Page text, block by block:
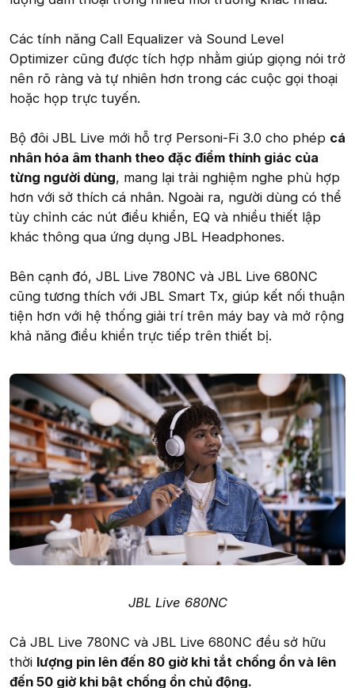
Các tính năng Call Equalizer và Sound Level
Optimizer cũng được tích hợp nhằm giúp giọng nói trở
nên rõ ràng và tự nhiên hơn trong các cuộc gọi thoại
hoặc họp trực tuyến.
Bộ đôi JBL Live mới hỗ trợ Personi-Fi 3.0 cho phép cá
nhân hóa âm thanh theo đặc điểm thính giác của
từng người dùng, mang lại trải nghiệm nghe phù hợp
hơn với sở thích cá nhân. Ngoài ra, người dùng có thể
tùy chỉnh các nút điều khiển, EQ và nhiều thiết lập
khác thông qua ứng dụng JBL Headphones.
Bên cạnh đó, JBL Live 780NC và JBL Live 680NC
cũng tương thích với JBL Smart Tx, giúp kết nối thuận
tiện hơn với hệ thống giải trí trên máy bay và mở rộng
khả năng điều khiển trực tiếp trên thiết bị.
JBL Live 680NC
Cả JBL Live 780NC và JBL Live 680NC đều sở hữu
thời lượng pin lên đến 80 giờ khi tắt chống ồn và lên
đến 50 giờ khi bật chống ồn chủ động.